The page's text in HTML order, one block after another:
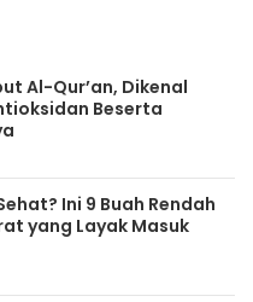
Al-Qur’an, Dikenal
Beserta
Ini 9 Buah Rendah
yang Layak Masuk